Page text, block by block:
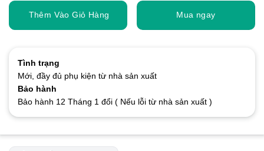
Thêm Vào Giỏ Hàng Mua ngay
Tình trạng
Mới, đầy đủ phụ kiện từ nhà sản xuất
Bảo hành
Bảo hành 12 Tháng 1 đổi ( Nếu lỗi từ nhà sản xuất )